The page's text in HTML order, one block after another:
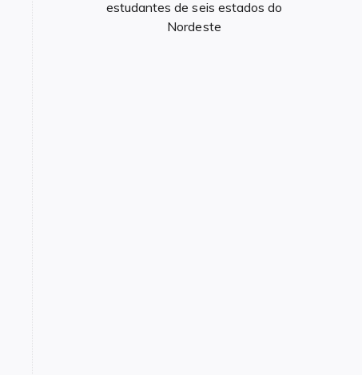
estudantes de seis estados do
Nordeste